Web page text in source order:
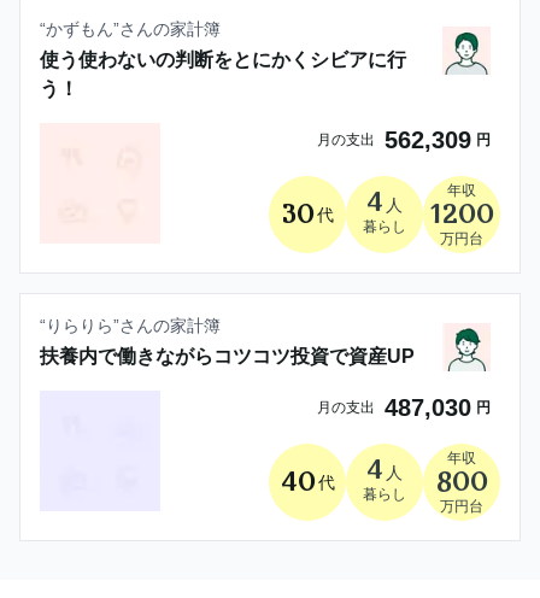
“かずもん”さんの家計簿
使う使わないの判断をとにかくシビアに行
う！
月の支出 562,309 円
30代 4 人
暮らし
年収
1200
万円台
“ りらりら”さんの家計簿
扶養内で働きながらコツコツ投資で資産UP
月の支出 487,030 円
40代 4 人
暮らし
年収
800
万円台